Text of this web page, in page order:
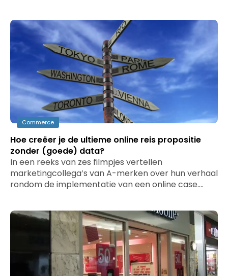
Commerce
Hoe creëer je de ultieme online reis propositie
zonder (goede) data?
In een reeks van zes filmpjes vertellen
marketingcollega’s van A-merken over hun verhaal
rondom de implementatie van een online case.…